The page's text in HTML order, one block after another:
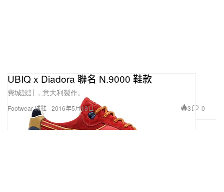
Footwear 球鞋
UBIQ x Diadora 聯名 N.9000 鞋款
費城設計，意大利製作。
2016年5月19日 3 0